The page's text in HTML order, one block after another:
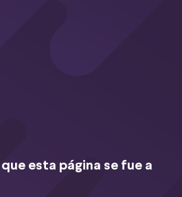
que esta página se fue a